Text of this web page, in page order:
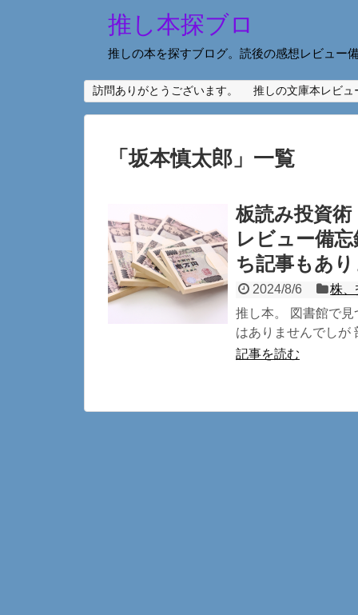
推し本探ブロ
推しの本を探すブログ。読後の感想レビュー
訪問ありがとうございます。 推しの文庫本レビュ
「坂本慎太郎 」 一覧
板読み投資
レビュー備
ち記事もあ
2024/8/6
株
推し本。 図書館で
はありませんでしが
記事を読む